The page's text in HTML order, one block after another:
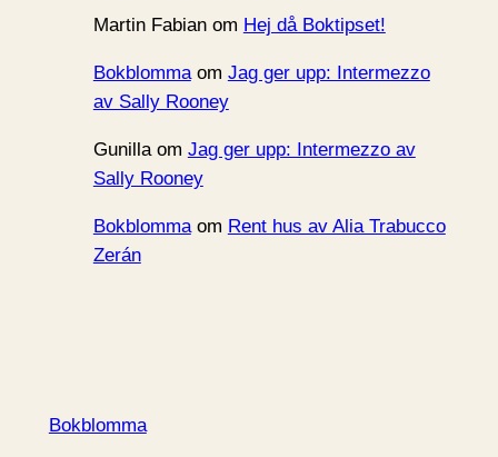
Martin Fabianom Hej då Boktipset!
Bokblommaom Jag ger upp: Intermezzo
av Sally Rooney
Gunillaom Jag ger upp: Intermezzo av
Sally Rooney
Bokblommaom Rent hus av Alia Trabucco
Zerán
Bokblomma